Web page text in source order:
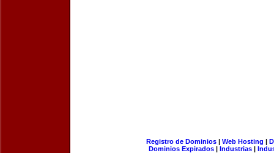
Registro de Dominios| Web Hosting |
Dominios Expirados | Industrias |